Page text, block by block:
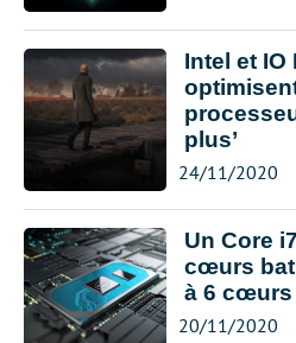
Intel et IO
plus’
24/11/2020
Un Core
cœurs bat
à 6 cœurs
20/11/2020